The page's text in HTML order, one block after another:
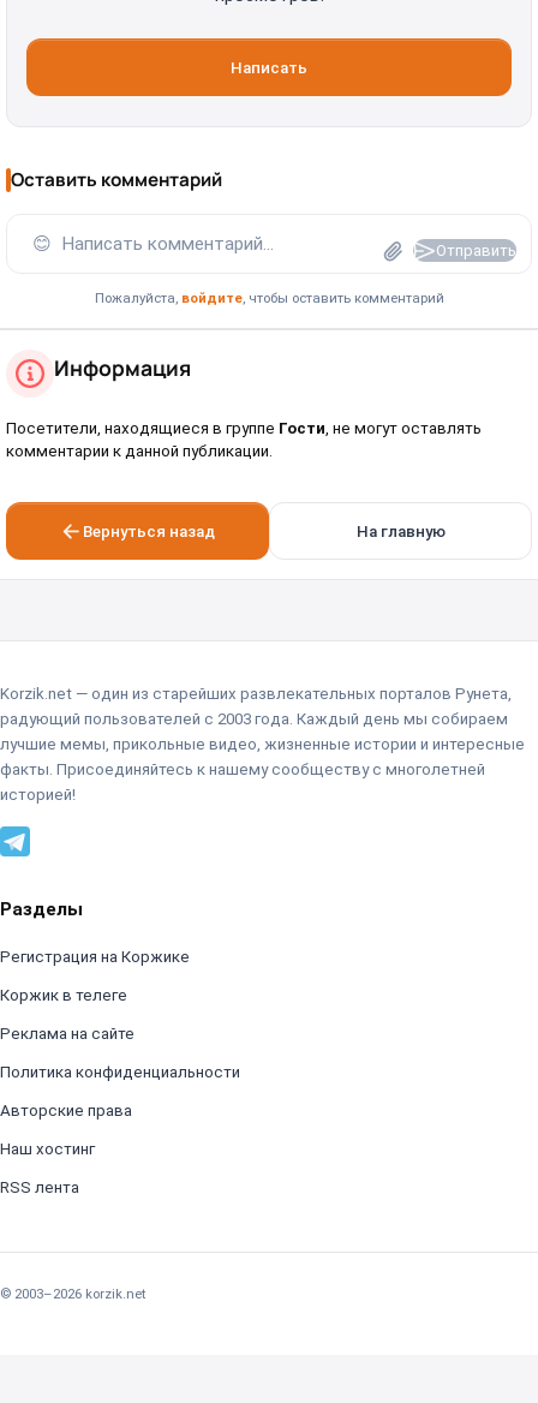
Написать
Оставить комментарий
😊 Написать комментарий... Отправить
Пожалуйста, войдите, чтобы оставить комментарий
Информация
Посетители, находящиеся в группе Гости, не могут оставлять
комментарии к данной публикации.
Вернуться назад На главную
Korzik.net — один из старейших развлекательных порталов Рунета,
радующий пользователей с 2003 года. Каждый день мы собираем
лучшие мемы, прикольные видео, жизненные истории и интересные
факты. Присоединяйтесь к нашему сообществу с многолетней
историей!
Разделы
Регистрация на Коржике
Коржик в телеге
Реклама на сайте
Политика конфиденциальности
Авторские права
Наш хостинг
RSS лента
© 2003–2026 korzik.net